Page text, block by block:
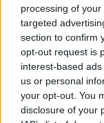
processing of
targeted
section to confirm
opt-out request is
interest-based
us or personal
your opt-out. You
disclosure of your